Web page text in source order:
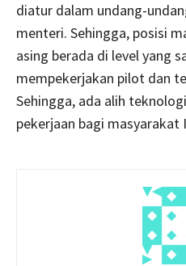
diatur dalam undang-
menteri. Sehingga, posisi
asing berada di level yang
mempekerjakan pilot dan
Sehingga, ada alih
pekerjaan bagi masyarakat